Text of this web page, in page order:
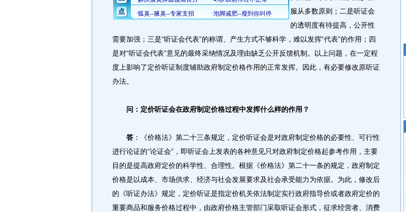
服从多数原则；二是听证会
的透明度有待提高，公开性
需要加强；三是“听证会代表”的称谓、产生方式不够科学，难以发挥“代表”的作用；四
是对“听证会代表”意见的最终采纳情况及理由缺乏公开反馈机制。以上问题，在一定程
度上影响了定价听证制度辅助政府制定价格作用的正常发挥。因此，有必要修改原听证
办法。
问：定价听证会在政府制定价格过程中发挥什么样的作用？
答 ：《价格法》第二十三条规定，定价听证会是对政府制定价格的必要性、可行性
进行论证的“论证会”，即听证会上发表的各种意见只对政府制定价格起参考作用，主要
目的是提高政府定价的科学性、合理性。根据《价格法》第二十一条的规定，政府制定
价格是以成本、市场供求、经济与社会发展要求及社会承受能力为依据。为此，修改后
的《听证办法》规定，定价听证是指定价机关依法制定实行政府指导价或者政府定价的
重要商品和服务价格过程中，由政府价格主管部门采取听证会形式，征求经营者、消费